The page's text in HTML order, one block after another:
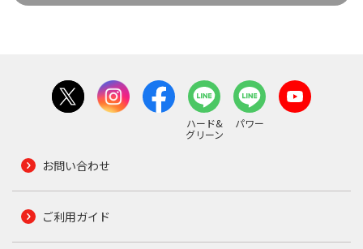
ハード&
グリーン
パワー
お問い合わせ
ご利用ガイド